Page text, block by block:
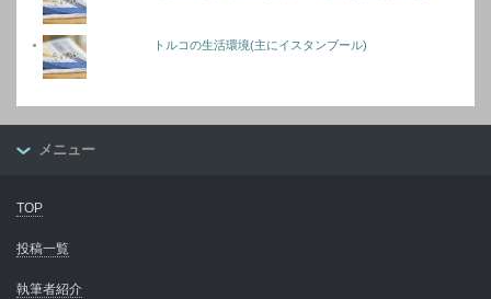
トルコの生活環境(主にイスタンブール)
メニュー
TOP
投稿一覧
執筆者紹介